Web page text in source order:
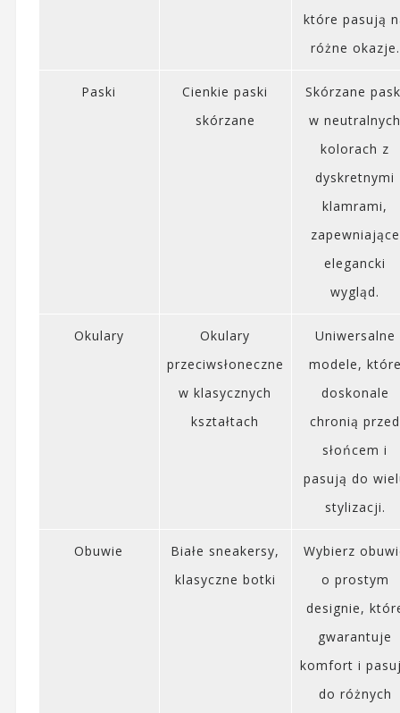
które pasują
różne okazje.
Paski
Cienkie paski
skórzane
Skórzane
w
kolorach z
dyskretnymi
klamrami,
zapewniające
elegancki
wygląd.
Okulary
Okulary
przeciwsłoneczne
w klasycznych
kształtach
Uniwersalne
modele,
doskonale
chronią przed
słońcem i
pasują do
stylizacji.
Obuwie
Białe sneakersy,
klasyczne botki
Wybierz
o prostym
designie,
gwarantuje
komfort i
do różnych